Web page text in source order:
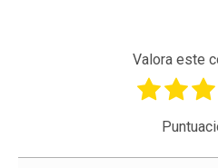
Valora este